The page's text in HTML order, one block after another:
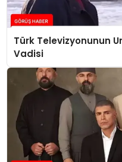
Türk Televizyonunun
Vadisi